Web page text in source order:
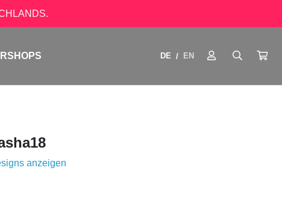
DE / EN
anzeigen